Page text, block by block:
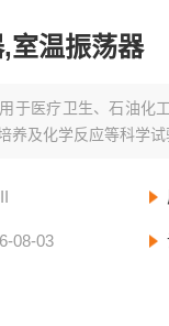
室温振荡器
于医疗卫生、石油化
养及化学反应等科学试
08-03